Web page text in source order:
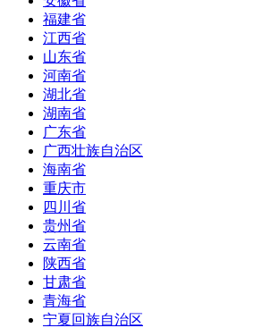
福建省
江西省
山东省
河南省
湖北省
湖南省
广东省
广西壮族自治区
海南省
重庆市
四川省
贵州省
云南省
陕西省
甘肃省
青海省
宁夏回族自治区